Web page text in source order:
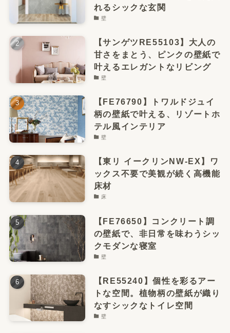
れるシックな玄関
壁
【サンゲツRE55103】大人の
甘さをまとう、ピンクの壁紙で
叶えるエレガントなリビング
壁
【FE76790】トワルドジュイ
柄の壁紙で叶える、リゾートホ
テル風インテリア
壁
【東リ イークリンNW-EX】ワ
ックス不要で美観が続く高機能
床材
床
【FE76650】コンクリート調
の壁紙で、非日常を味わうシッ
クモダンな寝室
壁
【RE55240】個性を彩るアー
トな空間。植物柄の壁紙が織り
なすシックなトイレ空間
壁